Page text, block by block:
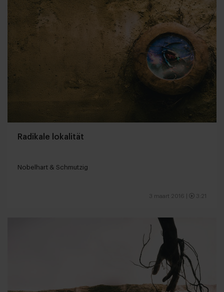
Radikale lokalität
Nobelhart & Schmutzig
3 maart 2016 3:21